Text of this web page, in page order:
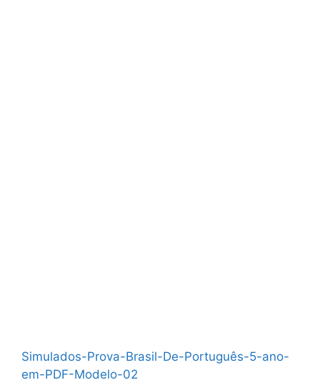
Simulados-Prova-Brasil-De-Português-5-ano-
em-PDF-Modelo-02